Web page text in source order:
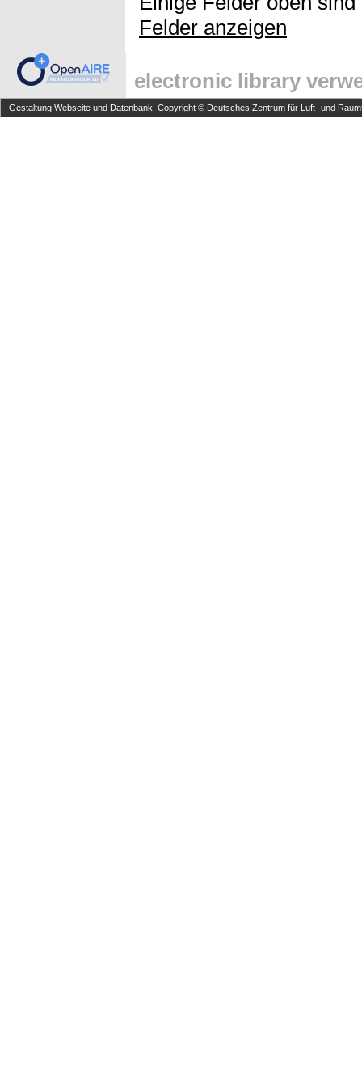
Felder anzeigen
electronic library
Gestaltung Webseite und Datenbank: Copyright © Deutsches Zentrum für Luft- und